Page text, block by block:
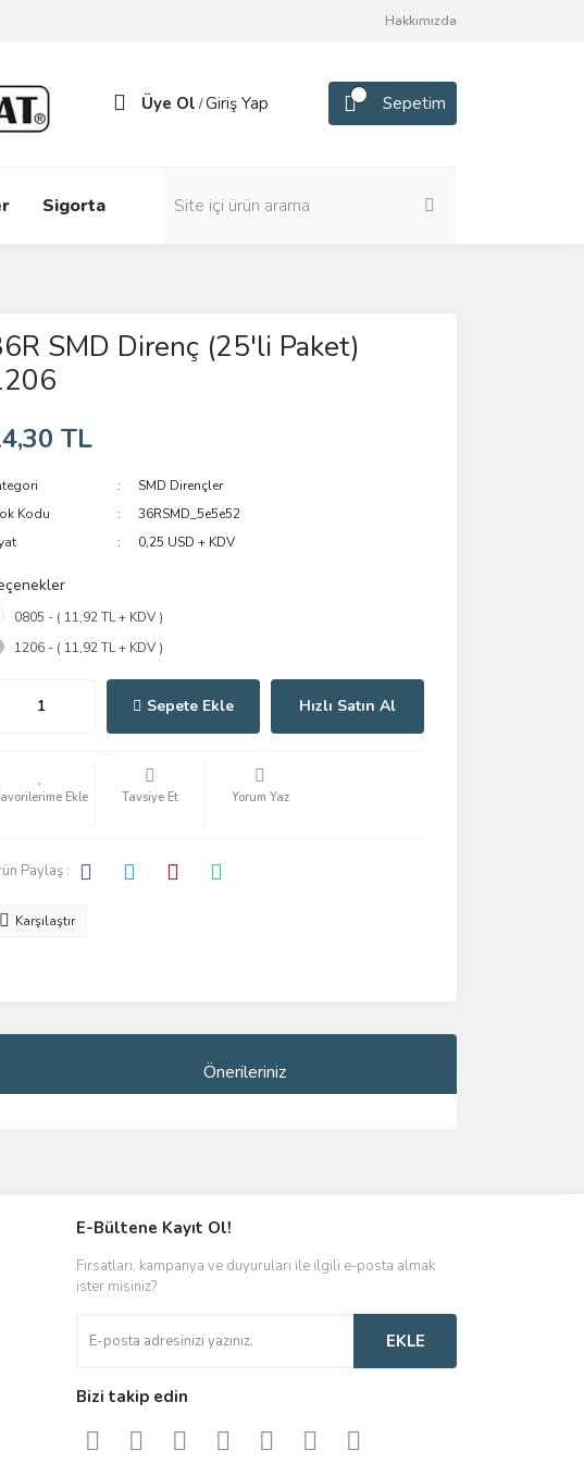
Hakkımızda
Üye Ol /Giriş Yap Sepetim
Sigorta
SMD Direnç (25'li Paket)
TL
SMD Dirençler
Kodu
36RSMD_5e5e52
0,25 USD + KDV
0805 - ( 11,92 TL + KDV )
1206 - ( 11,92 TL + KDV )
Sepete Ekle Hızlı Satın Al
Tavsiye Et Yorum Yaz
Paylaş :
Karşılaştır
Önerileriniz
E-Bültene Kayıt Ol!
Fırsatları, kampanya ve duyuruları ile ilgili e-posta almak
ister misiniz?
EKLE
Bizi takip edin